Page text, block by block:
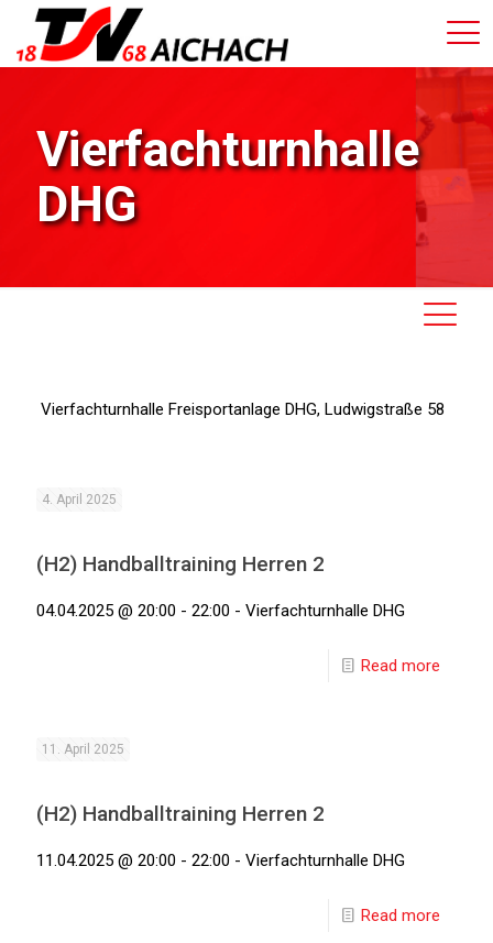
Vierfachturnhalle
DHG
Vierfachturnhalle Freisportanlage DHG, Ludwigstraße 58
4. April 2025
(H2) Handballtraining Herren 2
04.04.2025 @ 20:00 - 22:00 - Vierfachturnhalle DHG
Read more
11. April 2025
(H2) Handballtraining Herren 2
11.04.2025 @ 20:00 - 22:00 - Vierfachturnhalle DHG
Read more